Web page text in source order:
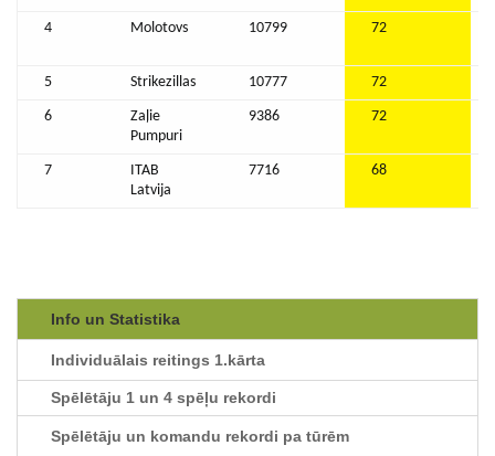
4 Molotovs 10799 72
5 Strikezillas 10777 72
6
Zaļie
Pumpuri
9386 72
7
ITAB
Latvija
7716 68
Info un Statistika
Individuālais reitings 1.kārta
Spēlētāju 1 un 4 spēļu rekordi
Spēlētāju un komandu rekordi pa tūrēm